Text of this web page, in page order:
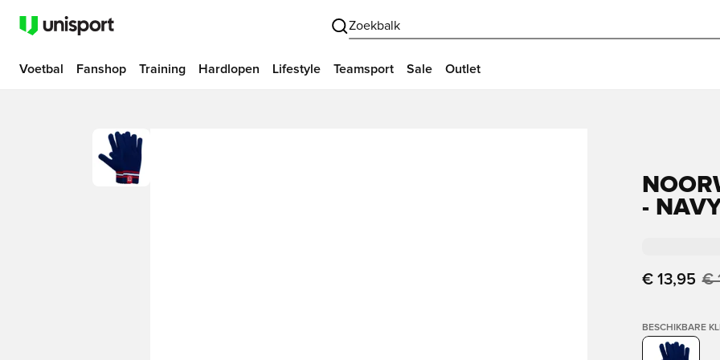
Zoekbalk
Voetbal Fanshop Training Hardlopen Lifestyle Teamsport Sale Outlet
-
€ 13,95 €
BESCHIKBARE